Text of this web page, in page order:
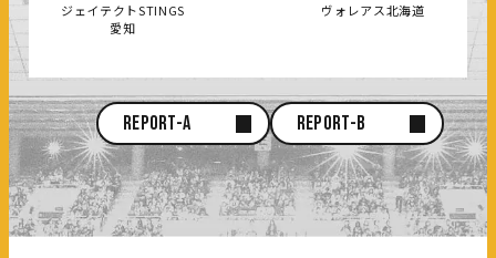
ジェイテクトSTINGS
愛知
ヴォレアス北海道
REPORT-A REPORT-B